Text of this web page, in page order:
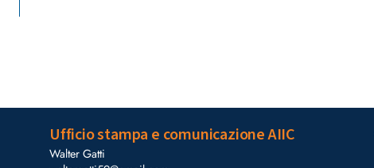
Ufficio stampa e comunicazione AIIC
Walter Gatti